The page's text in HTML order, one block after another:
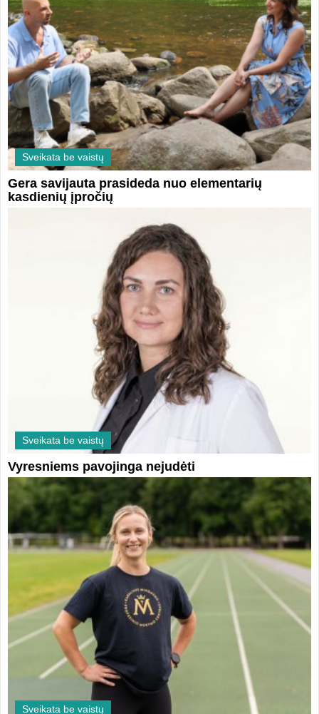
Sveikata be vaistų
Gera savijauta prasideda nuo elementarių
kasdienių įpročių
Sveikata be vaistų
Vyresniems pavojinga nejudėti
Sveikata be vaistų